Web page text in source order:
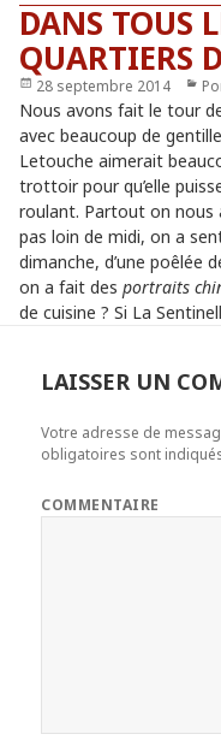
DANS TOUS
QUARTIERS
Publié
le
28 septembre 2014
Nous avons fait le tour
avec beaucoup de
Letouche aimerait
trottoir pour qu’elle
roulant. Partout on nous
pas loin de midi, on a
dimanche, d’une poêlée
on a fait des portraits
de cuisine ? Si La
LAISSER UN
Votre adresse de
obligatoires sont
COMMENTAIRE